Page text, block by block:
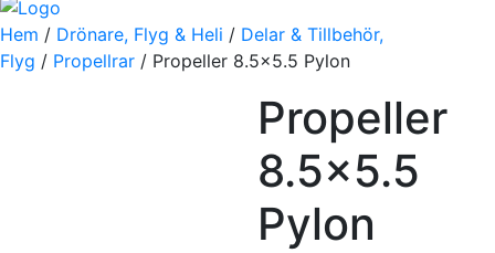
Hem / Drönare, Flyg & Heli / Delar & Tillbehör,
Flyg / Propellrar / Propeller 8.5×5.5 Pylon
Propeller
8.5×5.5
Pylon